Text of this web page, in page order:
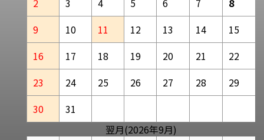
9
10 11 12 13 14
15
16
17 18 19 20 21
22
23
24 25 26 27 28
29
30
31
翌月(2026年9月)